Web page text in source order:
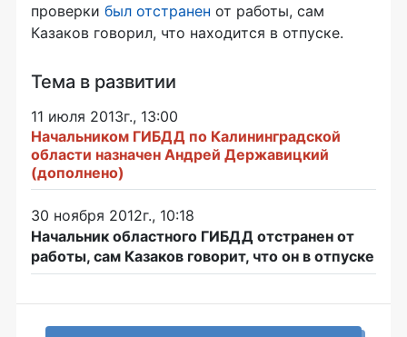
проверки был отстранен от работы, сам
Казаков говорил, что находится в отпуске.
Тема в развитии
11 июля 2013г., 13:00
Начальником ГИБДД по Калининградской
области назначен Андрей Державицкий
(дополнено)
30 ноября 2012г., 10:18
Начальник областного ГИБДД отстранен от
работы, сам Казаков говорит, что он в отпуске